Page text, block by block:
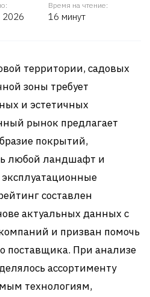
2026
Время на чтение:
16 минут
территории, садовых
зоны требует
и эстетичных
рынок предлагает
покрытий,
любой ландшафт и
составлен
актуальных данных с
и призван помочь
поставщика. При анализе
ассортименту
технологиям,